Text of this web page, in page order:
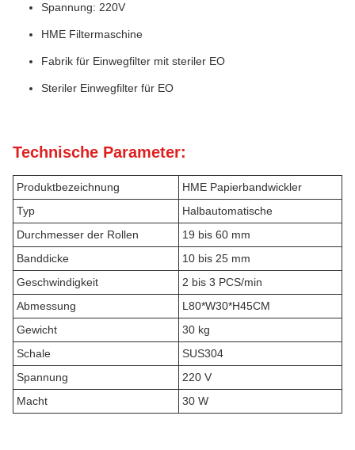
Spannung: 220V
HME Filtermaschine
Fabrik für Einwegfilter mit steriler EO
Steriler Einwegfilter für EO
Technische Parameter:
Produktbezeichnung
HME Papierbandwickler
Typ
Halbautomatische
Durchmesser der Rollen
19 bis 60 mm
Banddicke
10 bis 25 mm
Geschwindigkeit
2 bis 3 PCS/min
Abmessung
L80*W30*H45CM
Gewicht
30 kg
Schale
SUS304
Spannung
220 V
Macht
30 W